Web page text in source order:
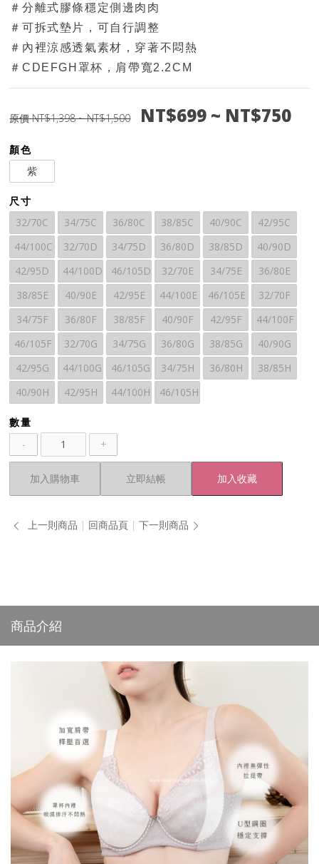
＃分離式膠條穩定側邊肉肉
＃可拆式墊片，可自行調整
＃內裡涼感透氣素材，穿著不悶熱
＃CDEFGH罩杯，肩帶寬2.2CM
原價 NT$1,398 ~ NT$1,500 NT$699 ~ NT$750
顏色
紫
尺寸
32/70C 34/75C 36/80C 38/85C 40/90C
42/95C
44/100C
32/70D 34/75D 36/80D 38/85D
40/90D
42/95D
44/100D 46/105D 32/70E 34/75E
36/80E
38/85E
40/90E 42/95E 44/100E 46/105E
32/70F
34/75F
36/80F 38/85F 40/90F 42/95F
44/100F
46/105F
32/70G 34/75G 36/80G 38/85G
40/90G
42/95G
44/100G 46/105G 34/75H 36/80H
38/85H
40/90H
42/95H 44/100H 46/105H
數量
- +
加入購物車 立即結帳 加入收藏
上一則商品 回商品頁 下一則商品
商品介紹